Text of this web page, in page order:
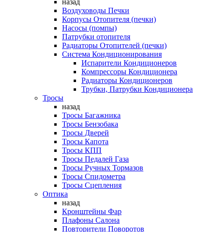
назад
Воздуховоды Печки
Корпусы Отопителя (печки)
Насосы (помпы)
Патрубки отопителя
Радиаторы Отопителей (печки)
Система Кондиционирования
Испарители Кондиционеров
Компрессоры Кондиционера
Радиаторы Кондиционеров
Трубки, Патрубки Кондиционера
Тросы
назад
Тросы Багажника
Тросы Бензобака
Тросы Дверей
Тросы Капота
Тросы КПП
Тросы Педалей Газа
Тросы Ручных Тормазов
Тросы Спидометра
Тросы Сцепления
Оптика
назад
Кронштейны Фар
Плафоны Салона
Повторители Поворотов